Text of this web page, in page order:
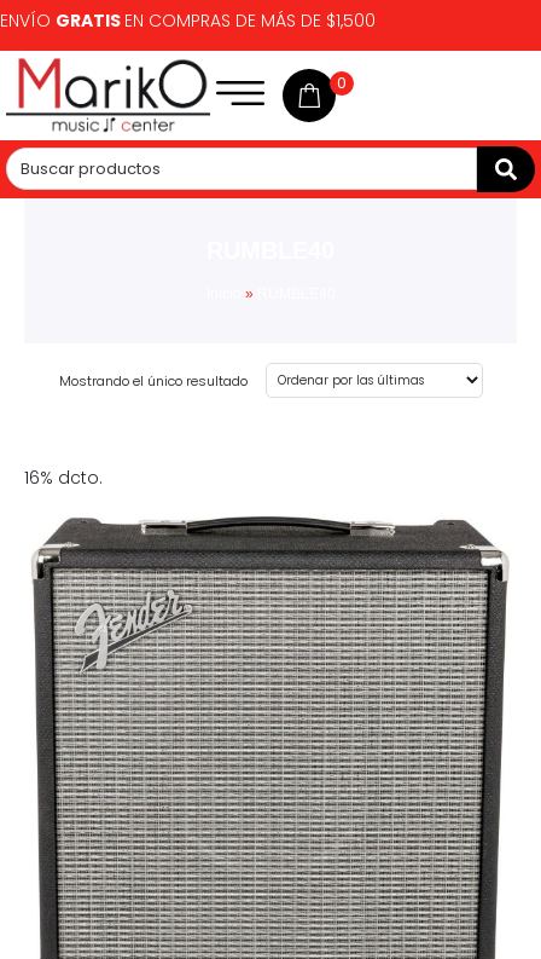
ENVÍO GRATIS EN COMPRAS DE MÁS DE $1,500
0
»
Mostrando el único resultado
16% dcto.